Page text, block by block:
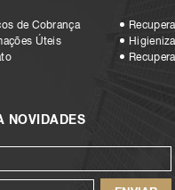
de Cobrança
Úteis
NOVIDADES